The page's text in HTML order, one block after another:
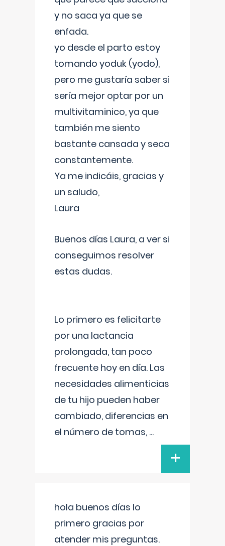
y no saca ya que se
enfada.
yo desde el parto estoy
tomando yoduk (yodo),
pero me gustaría saber si
sería mejor optar por un
multivitaminico, ya que
también me siento
bastante cansada y seca
constantemente.
Ya me indicáis, gracias y
un saludo,
Laura
Buenos días Laura, a ver si
conseguimos resolver
estas dudas.
Lo primero es felicitarte
por una lactancia
prolongada, tan poco
frecuente hoy en día. Las
necesidades alimenticias
de tu hijo pueden haber
cambiado, diferencias en
el número de tomas, ...
+
hola buenos días lo
primero gracias por
atender mis preguntas.